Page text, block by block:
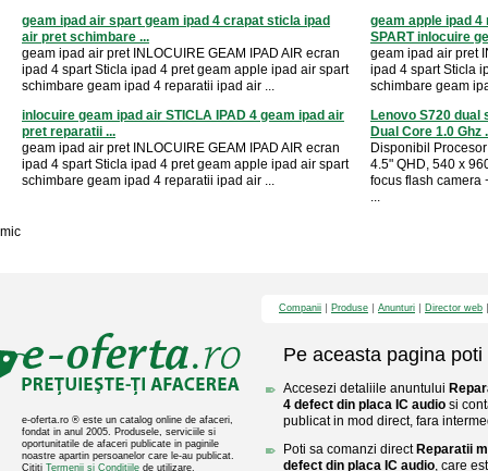
geam ipad air spart geam ipad 4 crapat sticla ipad
air pret schimbare ...
geam ipad air pret INLOCUIRE GEAM IPAD AIR ecran
ipad 4 spart Sticla ipad 4 pret geam apple ipad air spart
schimbare geam ipad 4 reparatii ipad air ...
geam apple ipad 4
SPART inlocuire
geam ipad air pret
ipad 4 spart Sticla
schimbare geam
inlocuire geam ipad air STICLA IPAD 4 geam ipad air
pret reparatii ...
geam ipad air pret INLOCUIRE GEAM IPAD AIR ecran
ipad 4 spart Sticla ipad 4 pret geam apple ipad air spart
schimbare geam ipad 4 reparatii ipad air ...
Lenovo S720 dual
Dual Core 1.0 Ghz
Disponibil
4.5" QHD, 540 x
focus flash camera
...
mic
e-oferta.ro ® este un catalog online de afaceri,
fondat in anul 2005. Produsele, serviciile si
oportunitatile de afaceri publicate in paginile
noastre apartin persoanelor care le-au publicat.
Cititi Termenii si Conditiile de utilizare.
Companii Produse Anunturi Director web
Pe aceasta pagina poti
Accesezi detaliile anuntului
4 defect din placa IC audio si
publicat in mod direct, fara
Poti sa comanzi direct Reparatii
defect din placa IC audio, care